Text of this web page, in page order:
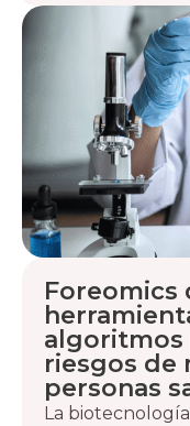
Foreomics
algoritmos
riesgos de
personas
La